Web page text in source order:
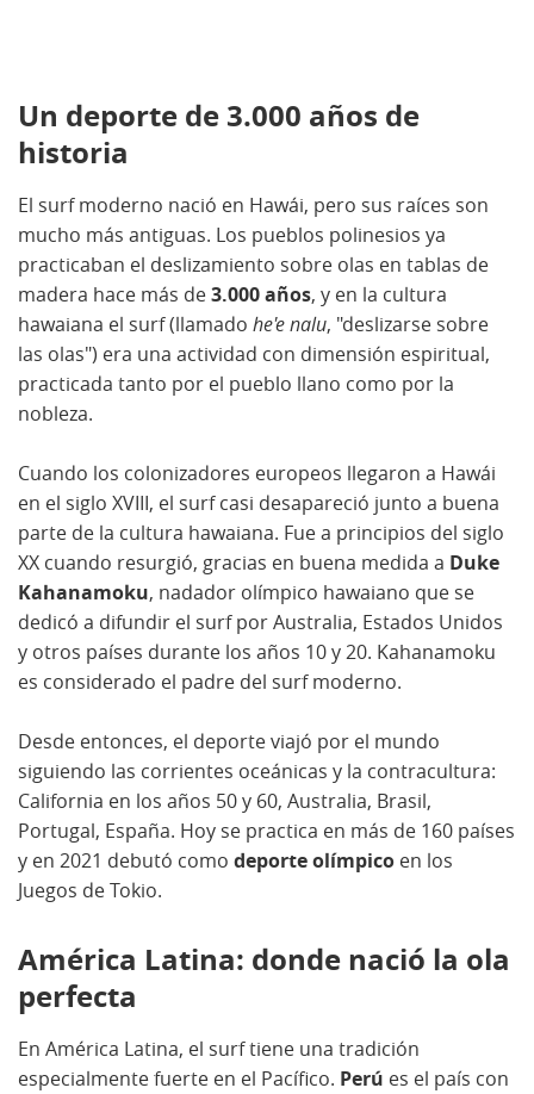
Un deporte de 3.000 años de
historia
El surf moderno nació en Hawái, pero sus raíces son
mucho más antiguas. Los pueblos polinesios ya
practicaban el deslizamiento sobre olas en tablas de
madera hace más de3.000 años, y en la cultura
hawaiana el surf (llamado he'e nalu, "deslizarse sobre
las olas") era una actividad con dimensión espiritual,
practicada tanto por el pueblo llano como por la
nobleza.
Cuando los colonizadores europeos llegaron a Hawái
en el siglo XVIII, el surf casi desapareció junto a buena
parte de la cultura hawaiana. Fue a principios del siglo
XX cuando resurgió, gracias en buena medida a Duke
Kahanamoku, nadador olímpico hawaiano que se
dedicó a difundir el surf por Australia, Estados Unidos
y otros países durante los años 10 y 20. Kahanamoku
es considerado el padre del surf moderno.
Desde entonces, el deporte viajó por el mundo
siguiendo las corrientes oceánicas y la contracultura:
California en los años 50 y 60, Australia, Brasil,
Portugal, España. Hoy se practica en más de 160 países
y en 2021 debutó como deporte olímpico en los
Juegos de Tokio.
América Latina: donde nació la ola
perfecta
En América Latina, el surf tiene una tradición
especialmente fuerte en el Pacífico. Perú es el país con